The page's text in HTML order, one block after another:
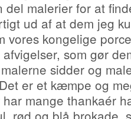
del malerier for at
ud af at dem jeg
vores kongelige
som gør
sidder og
er et kæmpe og
har mange thankaér
rød og blå brokade,